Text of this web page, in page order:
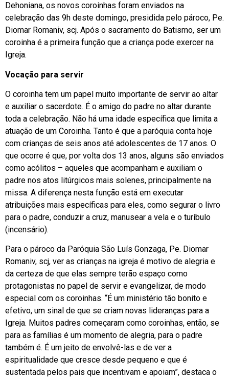
Dehoniana, os novos coroinhas foram enviados na
celebração das 9h deste domingo, presidida pelo pároco, Pe.
Diomar Romaniv, scj. Após o sacramento do Batismo, ser um
coroinha é a primeira função que a criança pode exercer na
Igreja.
Vocação para servir
O coroinha tem um papel muito importante de servir ao altar
e auxiliar o sacerdote. É o amigo do padre no altar durante
toda a celebração. Não há uma idade específica que limita a
atuação de um Coroinha. Tanto é que a paróquia conta hoje
com crianças de seis anos até adolescentes de 17 anos. O
que ocorre é que, por volta dos 13 anos, alguns são enviados
como acólitos – aqueles que acompanham e auxiliam o
padre nos atos litúrgicos mais solenes, principalmente na
missa. A diferença nesta função está em executar
atribuições mais específicas para eles, como segurar o livro
para o padre, conduzir a cruz, manusear a vela e o turíbulo
(incensário).
Para o pároco da Paróquia São Luís Gonzaga, Pe. Diomar
Romaniv, scj, ver as crianças na igreja é motivo de alegria e
da certeza de que elas sempre terão espaço como
protagonistas no papel de servir e evangelizar, de modo
especial com os coroinhas. “É um ministério tão bonito e
efetivo, um sinal de que se criam novas lideranças para a
Igreja. Muitos padres começaram como coroinhas, então, se
para as famílias é um momento de alegria, para o padre
também é. É um jeito de envolvê-las e de ver a
espiritualidade que cresce desde pequeno e que é
sustentada pelos pais que incentivam e apoiam”, destaca o